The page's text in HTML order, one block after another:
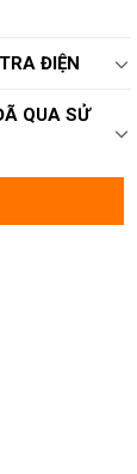
ĐIỆN
QUA SỬ